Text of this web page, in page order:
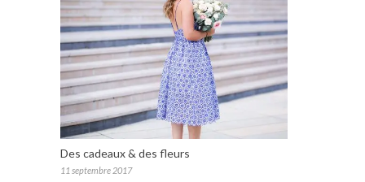
Des cadeaux & des fleurs
11 septembre 2017